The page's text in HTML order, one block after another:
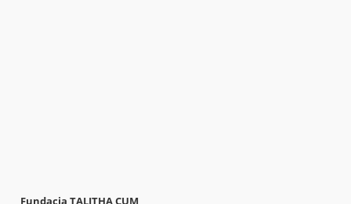
Fundacja TALITHA CUM